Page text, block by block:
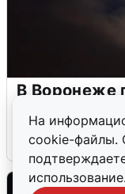
На
cookie-файлы.
В Воронеже
5 августа 0